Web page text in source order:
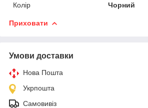
Колір
Чорний
Приховати
Умови доставки
Нова Пошта
Укрпошта
Самовивіз